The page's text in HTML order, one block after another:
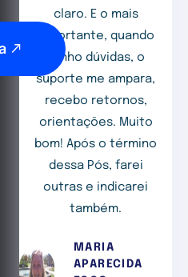
claro. E o mais
importante, quando
tenho dúvidas, o
suporte me ampara,
recebo retornos,
orientações. Muito
bom! Após o término
dessa Pós, farei
outras e indicarei
também.
MARIA
APARECIDA